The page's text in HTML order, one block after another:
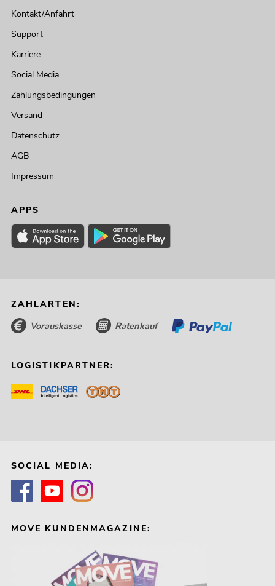
Kontakt/Anfahrt
Support
Karriere
Social Media
Zahlungsbedingungen
Versand
Datenschutz
AGB
Impressum
APPS
ZAHLARTEN:
Vorauskasse Ratenkauf
LOGISTIKPARTNER:
SOCIAL MEDIA:
MOVE KUNDENMAGAZINE: